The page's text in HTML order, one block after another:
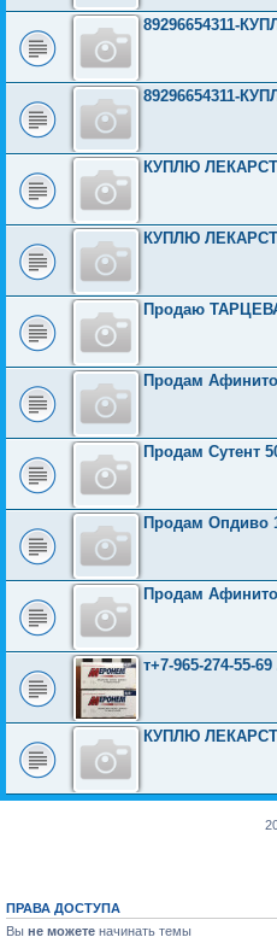
89296654311-
89296654311-
КУПЛЮ
КУПЛЮ
Продаю
Продам
Продам Сутент
Продам Опдиво
Продам
т+7-965-274-
КУПЛЮ
ПРАВА ДОСТУПА
Вы не можете начинать темы